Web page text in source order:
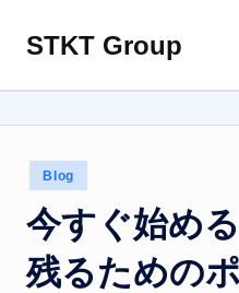
Skip
content
STKT Group
with
Every
Sphere
Posted
in
Blog
今すぐ始め
残るための